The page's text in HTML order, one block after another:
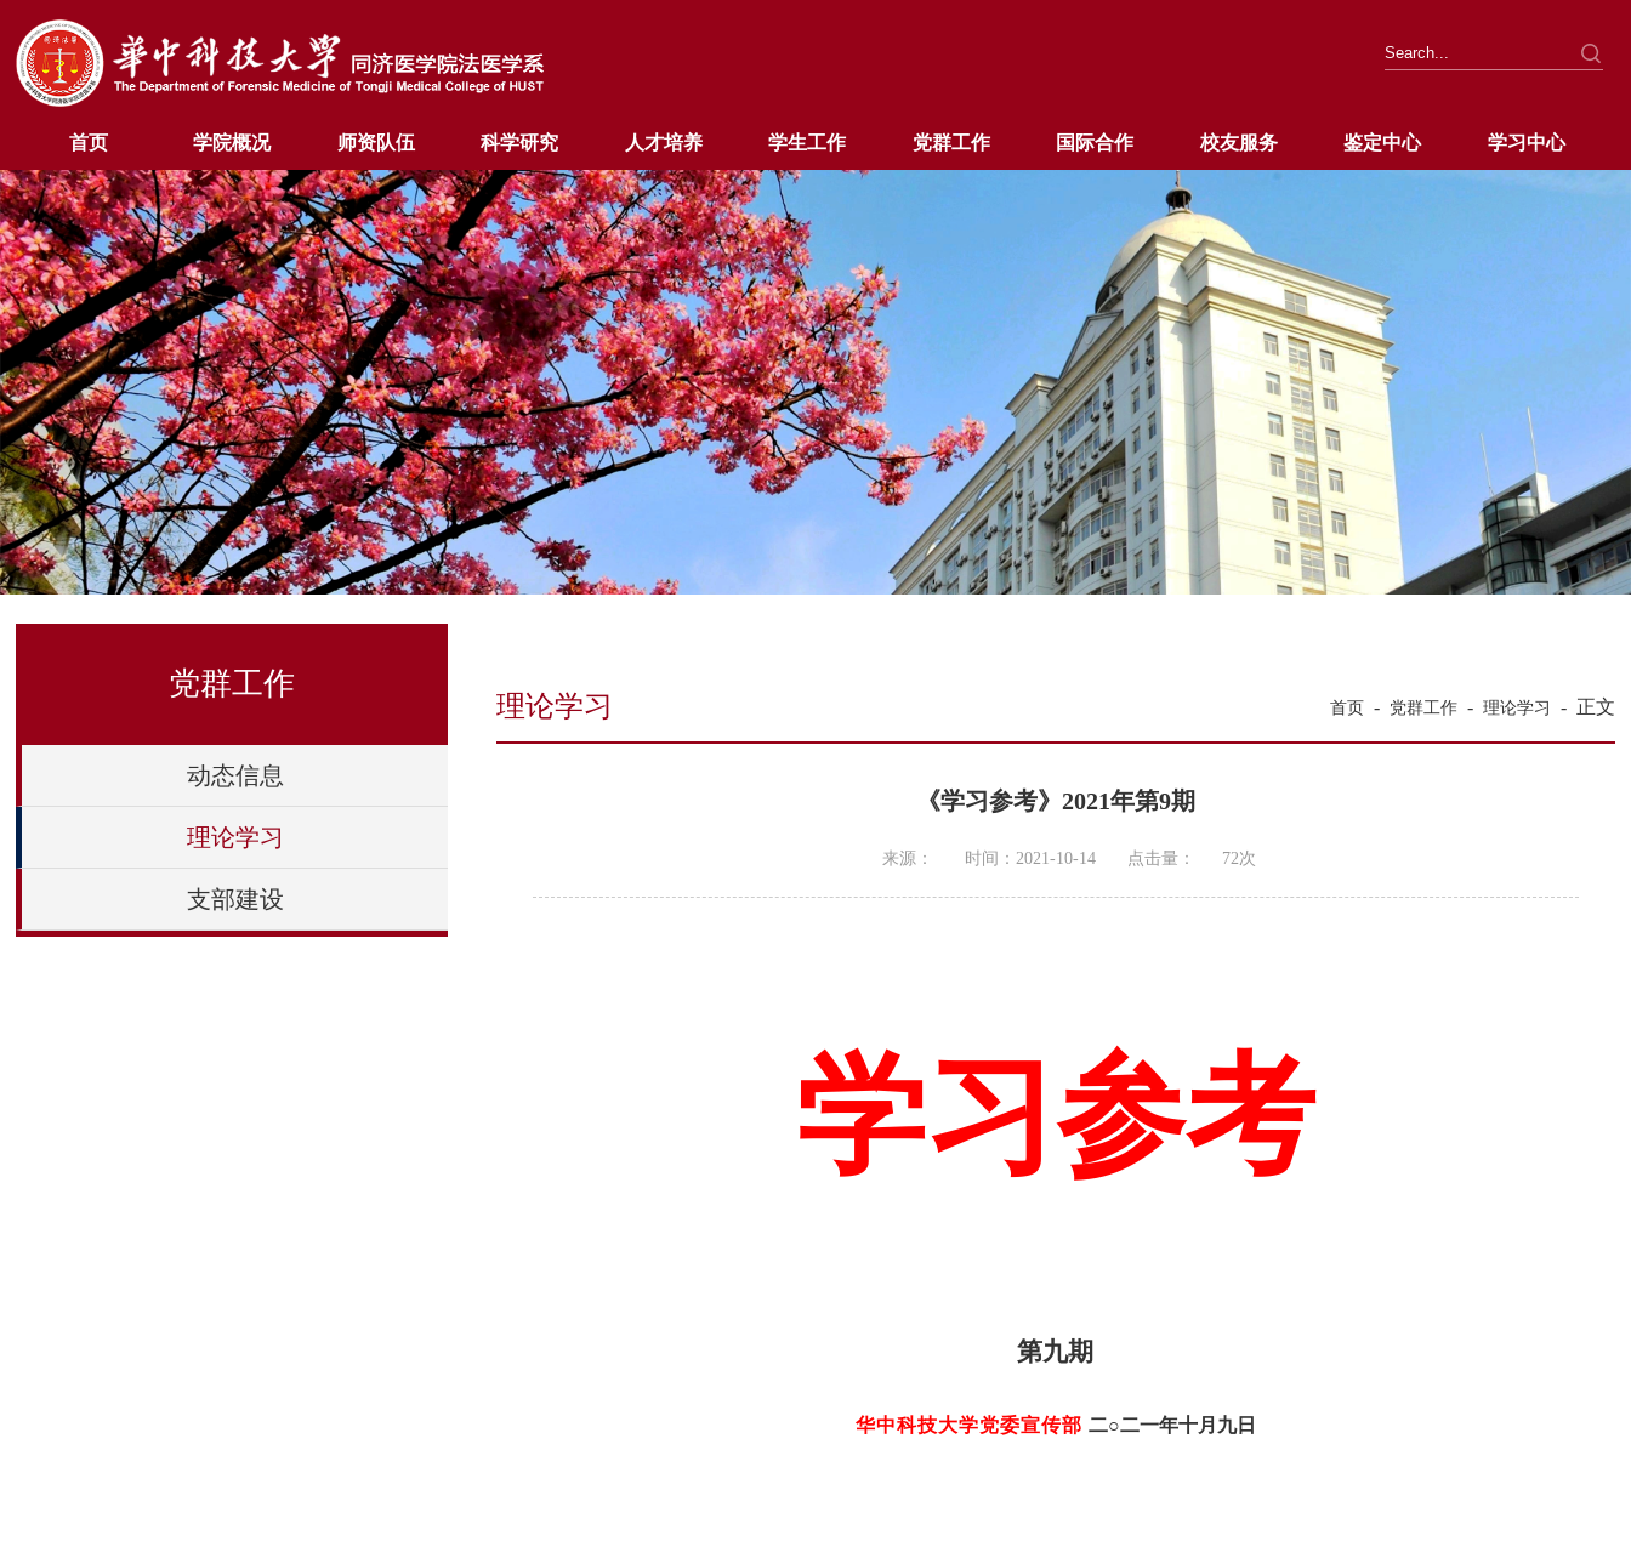
首页 学院概况 师资队伍 科学研究 人才培养 学生工作 党群工作 国际合作 校友服务 鉴定中心 学习中心
党群工作
动态信息
理论学习
支部建设
理论学习 首页 - 党群工作 - 理论学习 - 正文
《学习参考》2021年第9期
来源： 时间：2021-10-14 点击量： 72次
学习参考
第九期
华中科技大学党委宣传部 二○二一年十月 九日